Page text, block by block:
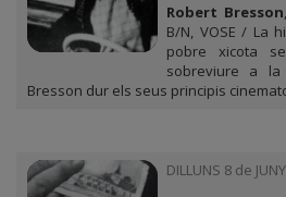
Robert Bresson
B/N, VOSE / La
pobre xicota
sobreviure a la
Bresson dur els seus principis
DILLUNS 8 de